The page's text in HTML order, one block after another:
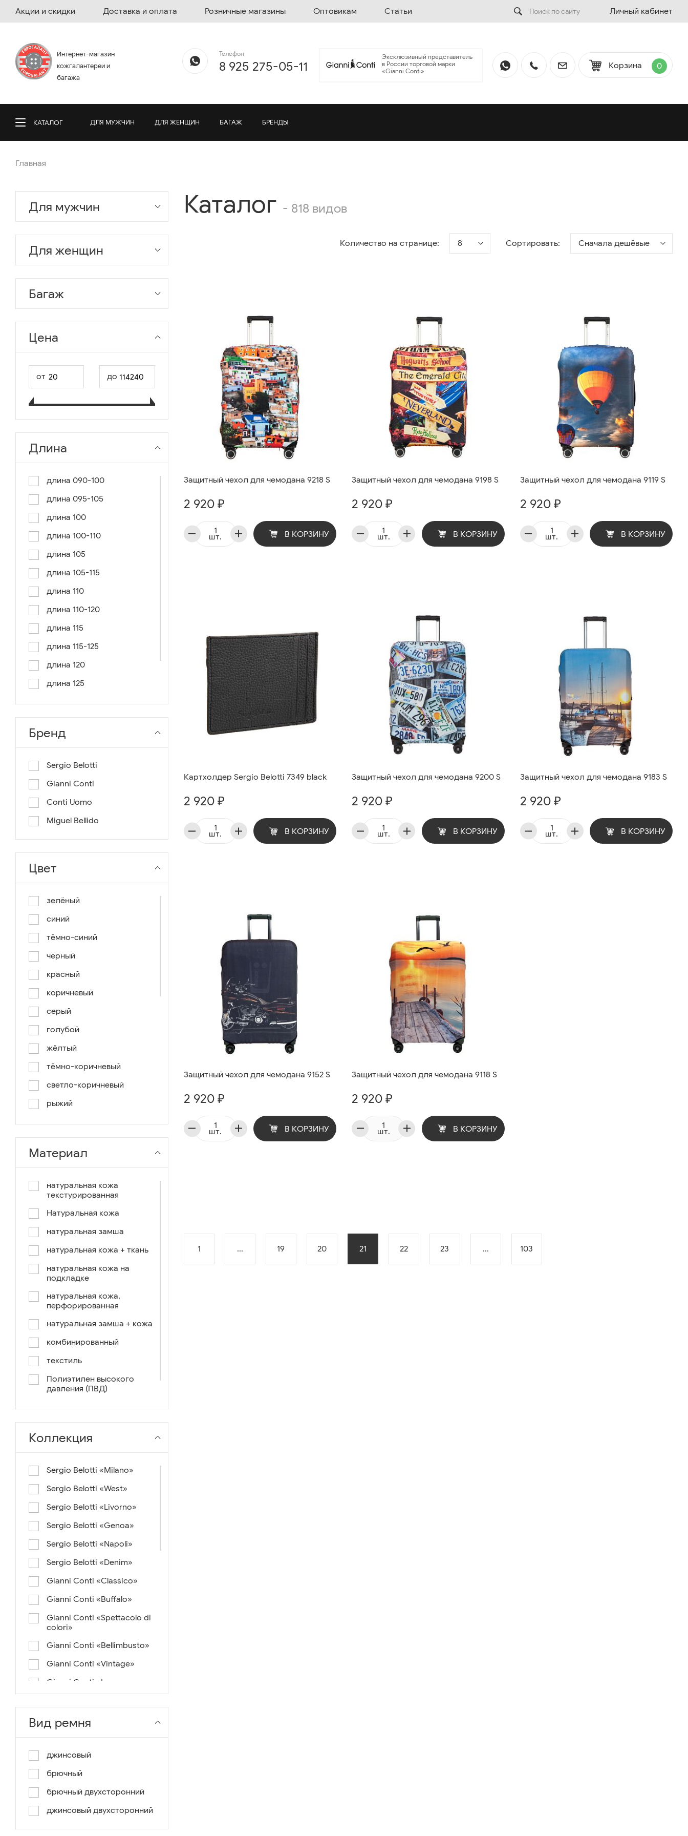
Акции и скидки Доставка и оплата Розничные магазины Оптовикам Статьи Личный кабинет
Интернет-магазин
кожгалантереи и
багажа
Телефон
8 925 275-05-11
Эксклюзивный представитель
в России торговой марки
«Gianni Conti»
Корзина 0
КАТАЛОГ ДЛЯ МУЖЧИН ДЛЯ ЖЕНЩИН БАГАЖ БРЕНДЫ
Главная
Для мужчин
Для женщин
Багаж
Цена
от до
Длина
длина 090-100
длина 095-105
длина 100
длина 100-110
длина 105
длина 105-115
длина 110
длина 110-120
длина 115
длина 115-125
длина 120
длина 125
длина 130
длина 135
Бренд
Sergio Belotti
Gianni Conti
Conti Uomo
Miguel Bellido
Цвет
зелёный
синий
тёмно-синий
черный
красный
коричневый
серый
голубой
жёлтый
тёмно-коричневый
светло-коричневый
рыжий
серо-коричневый
светло-голубой
чёрный-коричневый
комбинированный
коричнево-зеленый
коричневый-синий
коричневый/светло-
коричневый /ручное окраш.-
синий/черный
коричневый /ручное окраш.-
Материал
натуральная кожа
текстурированная
Натуральная кожа
натуральная замша
натуральная кожа + ткань
натуральная кожа на
подкладке
натуральная кожа,
перфорированная
натуральная замша + кожа
комбинированный
текстиль
Полиэтилен высокого
давления (ПВД)
нейлон+ткань
Коллекция
Sergio Belotti «Milano»
Sergio Belotti «West»
Sergio Belotti «Livorno»
Sergio Belotti «Genoa»
Sergio Belotti «Napoli»
Sergio Belotti «Denim»
Gianni Conti «Classico»
Gianni Conti «Buffalo»
Gianni Conti «Spettacolo di
colori»
Gianni Conti «Bellimbusto»
Gianni Conti «Vintage»
Gianni Conti «Lusso e un
pochino di colore»
Gianni Conti «Antico»
Miguel Bellido «Melbourne»
Вид ремня
джинсовый
брючный
брючный двухсторонний
джинсовый двухсторонний
Каталог - 818 видов
Количество на странице: 8 Сортировать: Сначала дешёвые
Защитный чехол для чемодана 9218 S
2 920 ₽
шт. В КОРЗИНУ
Защитный чехол для чемодана 9198 S
2 920 ₽
шт. В КОРЗИНУ
Защитный чехол для чемодана 9119 S
2 920 ₽
шт. В КОРЗИНУ
Картхолдер Sergio Belotti 7349 black
2 920 ₽
шт. В КОРЗИНУ
Защитный чехол для чемодана 9200 S
2 920 ₽
шт. В КОРЗИНУ
Защитный чехол для чемодана 9183 S
2 920 ₽
шт. В КОРЗИНУ
Защитный чехол для чемодана 9152 S
2 920 ₽
шт. В КОРЗИНУ
Защитный чехол для чемодана 9118 S
2 920 ₽
шт. В КОРЗИНУ
1 ... 19 20 21 22 23 ... 103